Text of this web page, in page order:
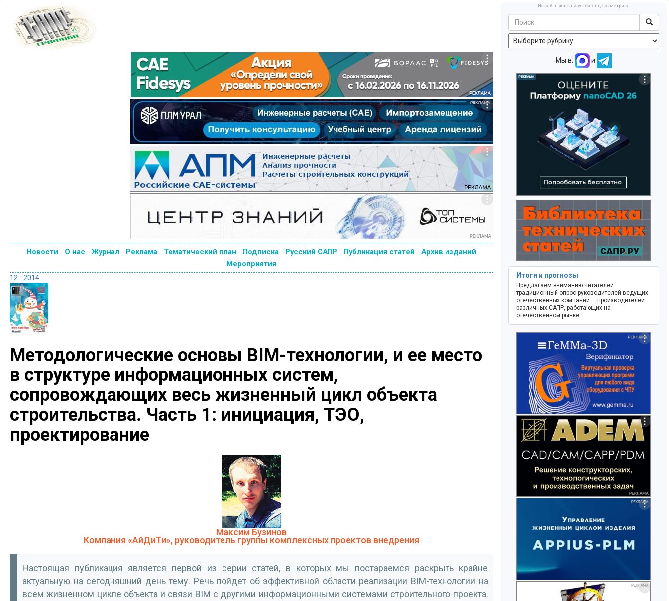
Новости О нас Журнал Реклама Тематический план Подписка Русский САПР Публикация статей
Архив изданий
Мероприятия
12 - 2014
Методологические основы BIM-технологии, и ее место
в структуре информационных систем,
сопровождающих весь жизненный цикл объекта
строительства. Часть 1: инициация, ТЭО,
проектирование
Максим Бузинов
Компания «АйДиТи», руководитель группы комплексных проектов внедрения
Настоящая публикация является первой из серии статей, в которых мы постараемся раскрыть крайне
актуальную на сегодняшний день тему. Речь пойдет об эффективной области реализации BIM-технологии на
всем жизненном цикле объекта и связи BIM с другими информационными системами строительного проекта.
На сайте используется Яндекс метрика
Мы в: и
Итоги и прогнозы
Предлагаем вниманию читателей
традиционный опрос руководителей ведущих
отечественных компаний — производителей
различных САПР, работающих на
отечественном рынке